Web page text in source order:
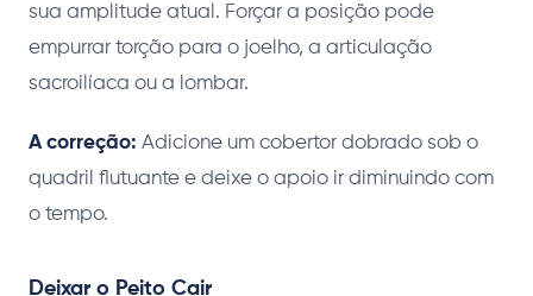
sua amplitude atual. Forçar a posição pode
empurrar torção para o joelho, a articulação
sacroilíaca ou a lombar.
A correção: Adicione um cobertor dobrado sob o
quadril flutuante e deixe o apoio ir diminuindo com
o tempo.
Deixar o Peito Cair